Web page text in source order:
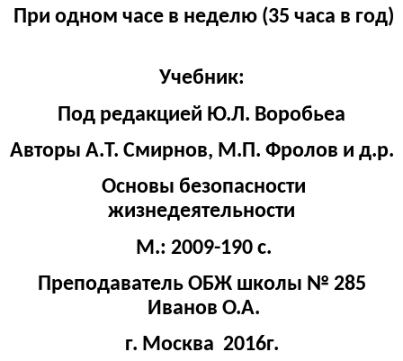
При одном часе в неделю (35 часа в год)
Учебник:
Под редакцией Ю.Л. Воробьеа
Авторы А.Т. Смирнов, М.П. Фролов и д.р.
Основы безопасности
жизнедеятельности
М.: 2009-190 с.
Преподаватель ОБЖ школы № 285
Иванов О.А.
г. Москва 2016г.